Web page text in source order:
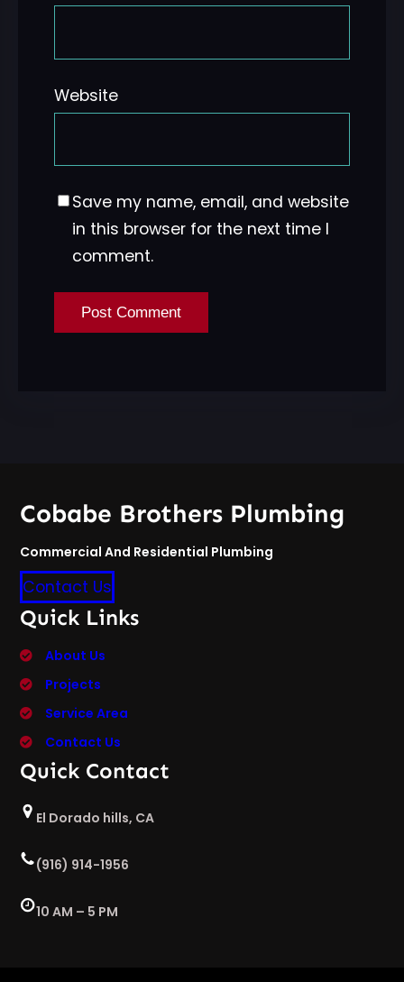
Website
Save my name, email, and website
in this browser for the next time I
comment.
Cobabe Brothers Plumbing
Commercial And Residential Plumbing
Contact Us
Quick Links
About Us
Projects
Service Area
Contact Us
Quick Contact
El Dorado hills, CA
(916) 914-1956
10 AM – 5 PM